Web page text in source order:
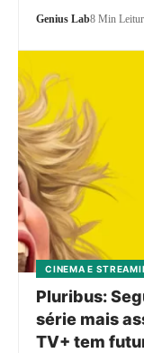
Genius Lab8 Min
CINEMA E
Pluribus:
série mais
TV+ tem